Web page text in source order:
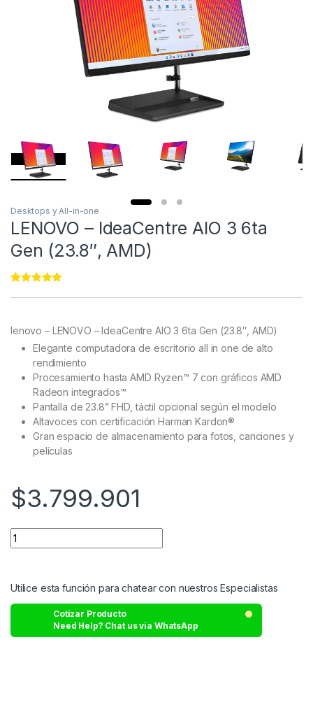
Desktops y All-in-one
LENOVO – IdeaCentre AIO 3 6ta
Gen (23.8″, AMD)
ratings
lenovo – LENOVO – IdeaCentre AIO 3 6ta Gen (23.8″, AMD)
Elegante computadora de escritorio all in one de alto
rendimiento
Procesamiento hasta AMD Ryzen™ 7 con gráficos AMD
Radeon integrados™
Pantalla de 23.8” FHD, táctil opcional según el modelo
Altavoces con certificación Harman Kardon®
Gran espacio de almacenamiento para fotos, canciones y
películas
$3.799.901
Utilice esta función para chatear con nuestros Especialistas
Cotizar Producto
Need Help? Chat us via WhatsApp